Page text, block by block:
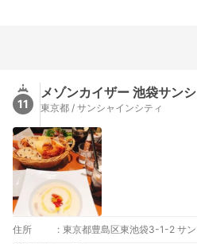
11 東京都 / サンシャインシティ
住所 : 東京都豊島区東池袋3-1-2 サ